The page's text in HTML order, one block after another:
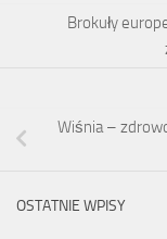
Brokuły
Wiśnia –
OSTATNIE WPISY